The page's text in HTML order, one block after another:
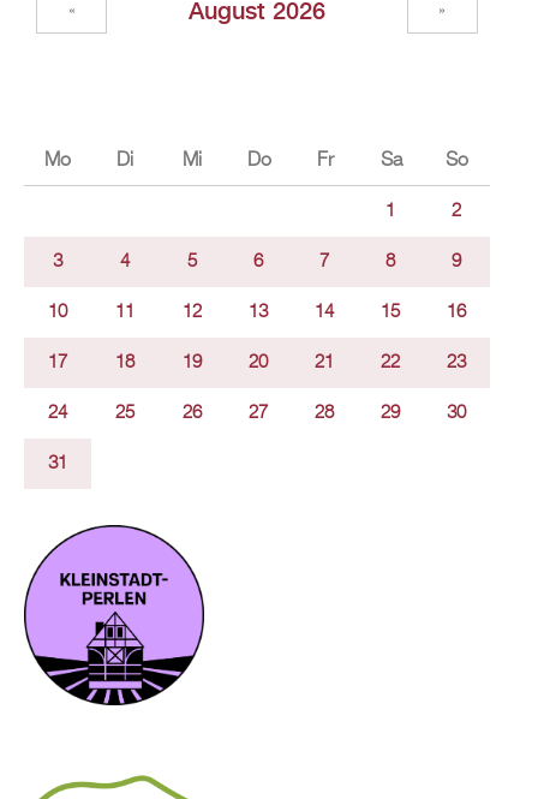
Au­gust 2026
« »
Mo Di Mi Do Fr Sa So
1 2
3 4 5 6 7 8 9
10 11 12 13 14 15 16
17 18 19 20 21 22 23
24 25 26 27 28 29 30
31